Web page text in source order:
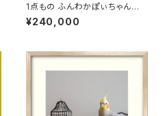
1点もの ふんわかぽぃちゃん写
真［額装］額＋マット付 【S_001
0p】
¥240,000